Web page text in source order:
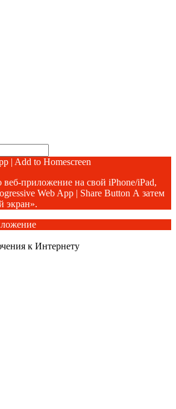
веб-приложение на свой iPhone/iPad,
А затем
экран».
к Интернету